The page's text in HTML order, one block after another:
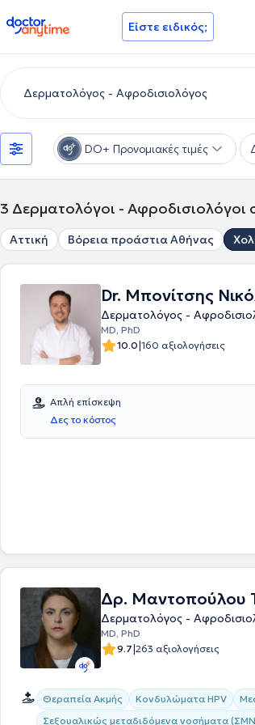
doctoranytime Είστε ειδικός;
DO+ Προνομιακές τιμές
3 Δερματολόγοι - Αφροδισιολόγοι
Αττική Βόρεια προάστια Αθήνας
Dr. Μπονίτσης
Δερματολόγος -
MD, PhD
10.0|160 αξιολογήσεις
Απλή επίσκεψη
Δες το κόστος
Δρ. Μαντοπούλου
Δερματολόγος -
MD, PhD
9.7|263 αξιολογήσεις
Θεραπεία Ακμής Κονδυλώματα HPV
Σεξουαλικώς μεταδιδόμενα νοσήματα